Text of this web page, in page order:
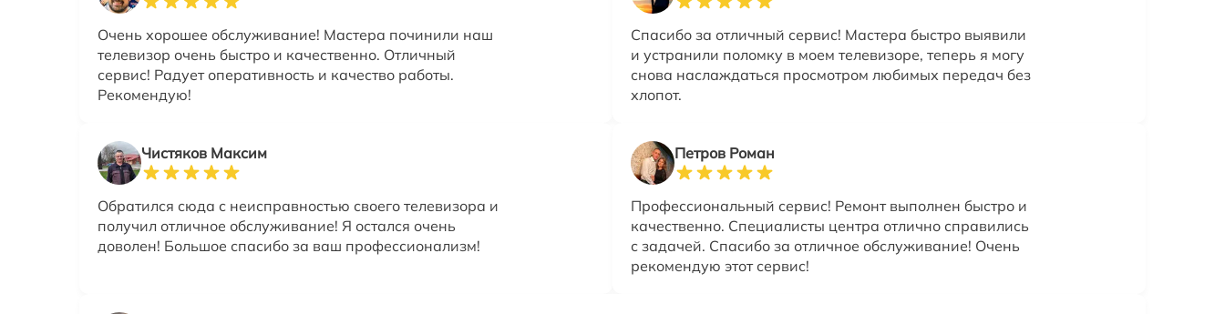
Очень хорошее обслуживание! Мастера починили наш
телевизор очень быстро и качественно. Отличный
сервис! Радует оперативность и качество работы.
Рекомендую!
Спасибо за отличный сервис! Мастера быстро выявили
и устранили поломку в моем телевизоре, теперь я могу
снова наслаждаться просмотром любимых передач без
хлопот.
Чистяков Максим
Обратился сюда с неисправностью своего телевизора и
получил отличное обслуживание! Я остался очень
доволен! Большое спасибо за ваш профессионализм!
Петров Роман
Профессиональный сервис! Ремонт выполнен быстро и
качественно. Специалисты центра отлично справились
с задачей. Спасибо за отличное обслуживание! Очень
рекомендую этот сервис!